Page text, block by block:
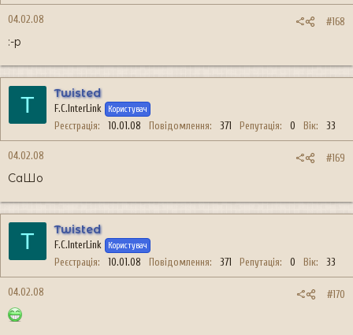
04.02.08 #168
:-p
T Twisted
F.C.InterLink Користувач
Реєстрація 10.01.08 Повідомлення 371 Репутація 0 Вік 33
04.02.08 #169
СаШо
T Twisted
F.C.InterLink Користувач
Реєстрація 10.01.08 Повідомлення 371 Репутація 0 Вік 33
04.02.08 #170